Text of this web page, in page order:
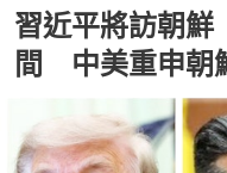
習近平將訪朝
間 中美重申朝